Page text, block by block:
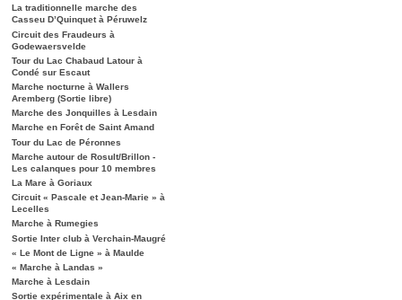
La traditionnelle marche des
Casseu D’Quinquet à Péruwelz
Circuit des Fraudeurs à
Godewaersvelde
Tour du Lac Chabaud Latour à
Condé sur Escaut
Marche nocturne à Wallers
Aremberg (Sortie libre)
Marche des Jonquilles à Lesdain
Marche en Forêt de Saint Amand
Tour du Lac de Péronnes
Marche autour de Rosult/Brillon -
Les calanques pour 10 membres
La Mare à Goriaux
Circuit « Pascale et Jean-Marie » à
Lecelles
Marche à Rumegies
Sortie Inter club à Verchain-Maugré
« Le Mont de Ligne » à Maulde
« Marche à Landas »
Marche à Lesdain
Sortie expérimentale à Aix en